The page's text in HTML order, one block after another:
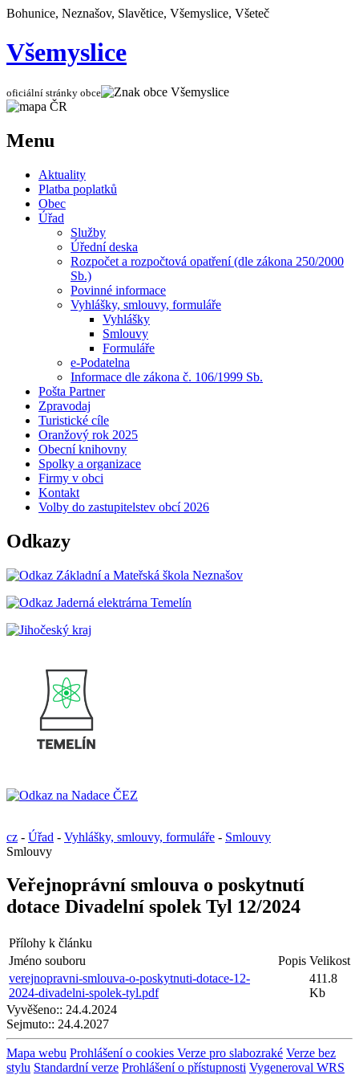
Bohunice, Neznašov, Slavětice, Všemyslice, Všeteč
Všemyslice
oficiální stránky obce
Menu
Aktuality
Platba poplatků
Obec
Úřad
Služby
Úřední deska
Rozpočet a rozpočtová opatření (dle zákona 250/2000
Sb.)
Povinné informace
Vyhlášky, smlouvy, formuláře
Vyhlášky
Smlouvy
Formuláře
e-Podatelna
Informace dle zákona č. 106/1999 Sb.
Pošta Partner
Zpravodaj
Turistické cíle
Oranžový rok 2025
Obecní knihovny
Spolky a organizace
Firmy v obci
Kontakt
Volby do zastupitelstev obcí 2026
Odkazy
cz - Úřad - Vyhlášky, smlouvy, formuláře - Smlouvy
Smlouvy
Veřejnoprávní smlouva o poskytnutí
dotace Divadelní spolek Tyl 12/2024
Přílohy k článku
Jméno souboru
Popis Velikost
verejnopravni-smlouva-o-poskytnuti-dotace-12-
2024-divadelni-spolek-tyl.pdf
411.8
Kb
Vyvěšeno:: 24.4.2024
Sejmuto:: 24.4.2027
Mapa webu Prohlášení o cookies Verze pro slabozraké Verze bez
stylu Standardní verze Prohlášení o přístupnosti Vygeneroval WRS